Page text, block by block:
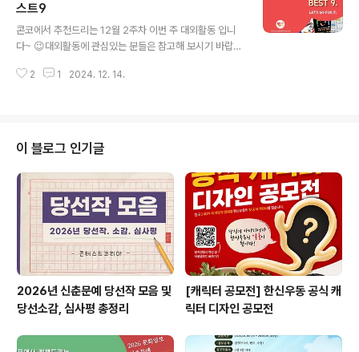
중등학교 ICT 역량강화 프로젝트 봉사단(2기)✔ 엔터 현
업자와 마케팅 커리어 준비_K-POP 데이터 드리븐 마케팅
3기 모집✔ Global Contents Marketing Supporter
집 (뮤지컬 실황 상영) ✔ [글로벌케어] 마케팅 대외활동 글
스트9
콘코에서 추천드리는 12월 2주차 이번 주 대외활동 입니
다~ 😉대외활동에 관심있는 분들은 참고해 보시기 바랍니
빅데이터 기반 컴퓨터비전(CV) 사이언티스트 과정✔ 패쉬
제 10 회 IAFM Köln(독일 쾰른 음악원) 온라인 단기음악
연수✔ (반도체설계광주최초) ARM코어기반 반도체설계
제어 전문가 양성 교육생 모집✔ [리턴라이프] 한통쏙 단백
질쉐이크 쏙포터즈 9기✔ 마케팅 그룹사 CCFM 채용연계
패키지(3주 훈련 후 취업)​* 자세한 내용은 뉴스카드를 클
릭하시면 확인하실..
2 1 2024. 12. 14.
이 블로그 인기글
2026년 신춘문예 당선작 모음 및
당선소감, 심사평 총정리
[캐릭터 공모전] 한신우동 공식 캐
릭터 디자인 공모전